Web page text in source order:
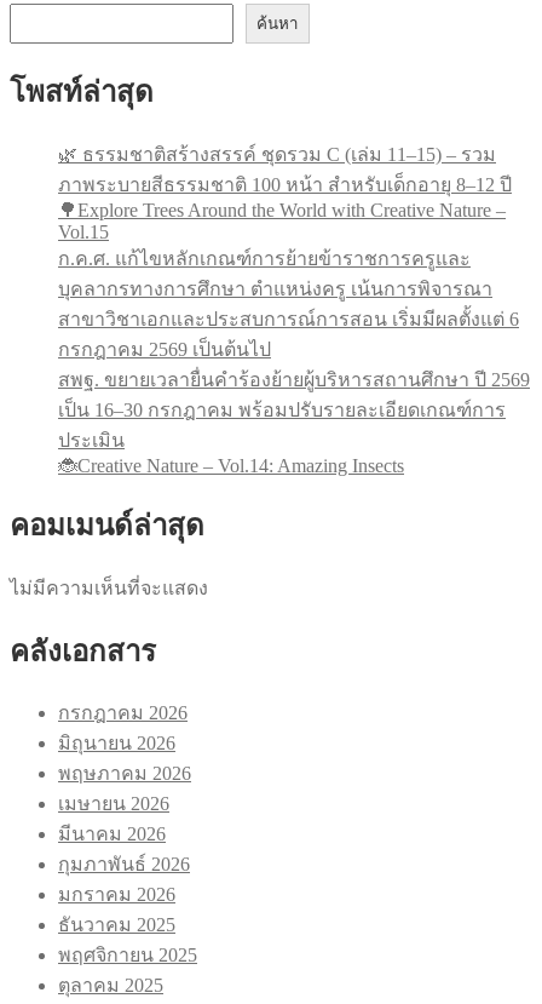
ค้นหา
โพสท์ล่าสุด
🌿 ธรรมชาติสร้างสรรค์ ชุดรวม C (เล่ม 11–15) – รวม
ภาพระบายสีธรรมชาติ 100 หน้า สำหรับเด็กอายุ 8–12 ปี
🌳Explore Trees Around the World with Creative Nature –
Vol.15
ก.ค.ศ. แก้ไขหลักเกณฑ์การย้ายข้าราชการครูและ
บุคลากรทางการศึกษา ตำแหน่งครู เน้นการพิจารณา
สาขาวิชาเอกและประสบการณ์การสอน เริ่มมีผลตั้งแต่ 6
กรกฎาคม 2569 เป็นต้นไป
สพฐ. ขยายเวลายื่นคำร้องย้ายผู้บริหารสถานศึกษา ปี 2569
เป็น 16–30 กรกฎาคม พร้อมปรับรายละเอียดเกณฑ์การ
ประเมิน
🐞Creative Nature – Vol.14: Amazing Insects
คอมเมนด์ล่าสุด
ไม่มีความเห็นที่จะแสดง
คลังเอกสาร
กรกฎาคม 2026
มิถุนายน 2026
พฤษภาคม 2026
เมษายน 2026
มีนาคม 2026
กุมภาพันธ์ 2026
มกราคม 2026
ธันวาคม 2025
พฤศจิกายน 2025
ตุลาคม 2025